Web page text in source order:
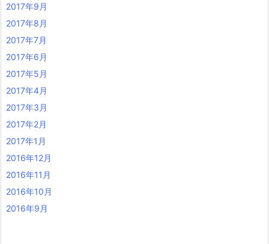
2017年9月
2017年8月
2017年7月
2017年6月
2017年5月
2017年4月
2017年3月
2017年2月
2017年1月
2016年12月
2016年11月
2016年10月
2016年9月